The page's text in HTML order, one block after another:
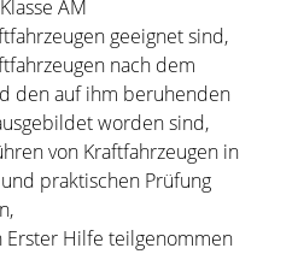
AM
geeignet sind,
nach dem
den auf ihm beruhenden
worden sind,
von Kraftfahrzeugen in
praktischen Prüfung
Erster Hilfe teilgenommen